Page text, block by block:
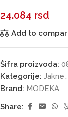
24.084 rsd
Add to
Šifra proizvoda:
Kategorije: Jakne,
Brand: MODEKA
Share: